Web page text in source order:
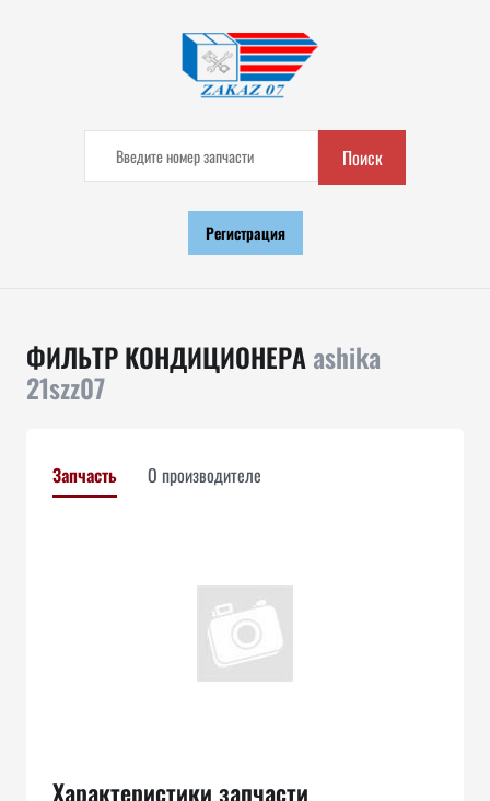
Поиск
Регистрация
ФИЛЬТР КОНДИЦИОНЕРАashika
21szz07
Запчасть О производителе
Характеристики запчасти